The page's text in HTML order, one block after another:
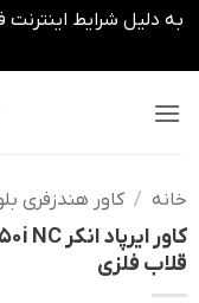
به دلیل شرایط اینترنت
خانه / کاور هندزفری
قلاب فلزی